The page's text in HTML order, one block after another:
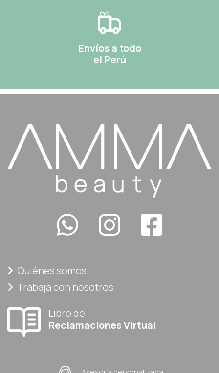
Envíos a todo
el Perú
Quiénes somos
Trabaja con nosotros
Libro de
Reclamaciones Virtual